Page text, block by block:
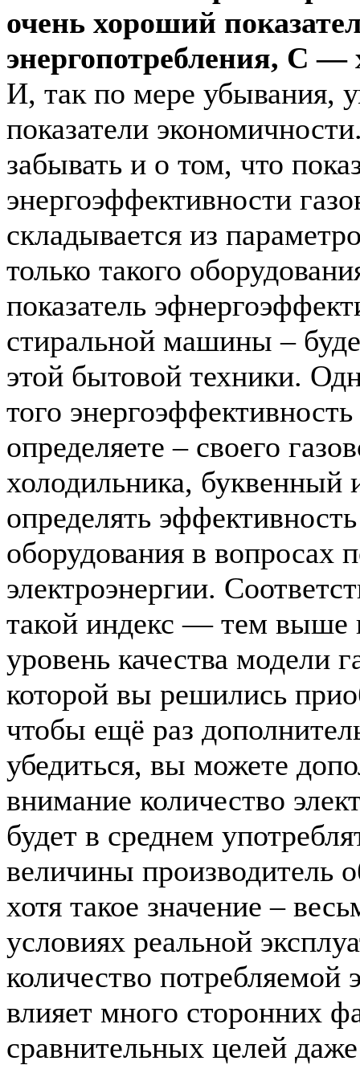
очень хороший
энергопотребления, С
И, так по мере убывания,
показатели
забывать и о том, что
энергоэффективности
складывается из
только такого
показатель
стиральной машины –
этой бытовой техники.
того
определяете – своего
холодильника, буквенный
определять
оборудования в вопросах
электроэнергии.
такой индекс — тем выше
уровень качества модели
которой вы решились
чтобы ещё раз
убедиться, вы можете
внимание количество
будет в среднем
величины производитель
хотя такое значение –
условиях реальной
количество потребляемой
влияет много сторонних
сравнительных целей